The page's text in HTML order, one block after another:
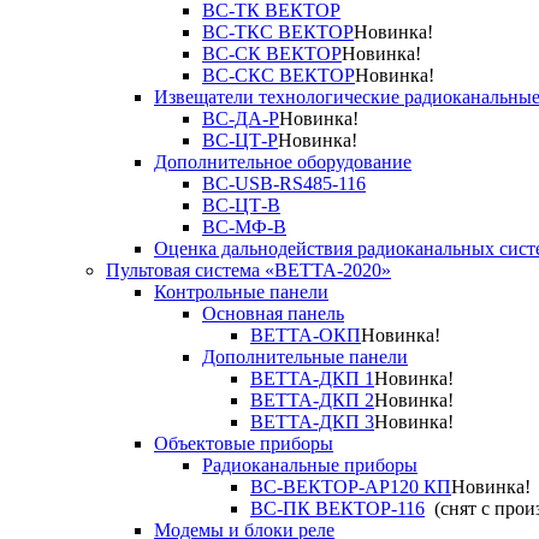
ВС-ТК ВЕКТОР
ВС-ТКС ВЕКТОРНовинка!
ВС-СК ВЕКТОРНовинка!
ВС-СКС ВЕКТОРНовинка!
Извещатели технологические радиоканальные
ВС-ДА-РНовинка!
ВС-ЦТ-РНовинка!
Дополнительное оборудование
ВС-USB-RS485-116
ВС-ЦТ-В
ВС-МФ-В
Оценка дальнодействия радиоканальных
Пультовая система «ВЕТТА-2020»
Контрольные панели
Основная панель
ВЕТТА-ОКПНовинка!
Дополнительные панели
ВЕТТА-ДКП 1Новинка!
ВЕТТА-ДКП 2Новинка!
ВЕТТА-ДКП 3Новинка!
Объектовые приборы
Радиоканальные приборы
ВС-ВЕКТОР-АР120 КПНовинка!
ВС-ПК ВЕКТОР-116 (снят с
Модемы и блоки реле